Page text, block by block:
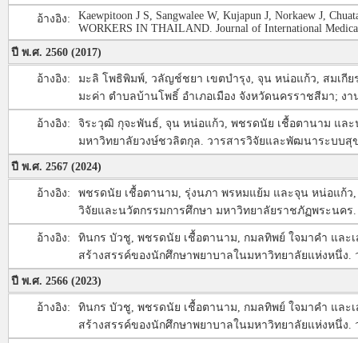
อ้างอิง:
Kaewpitoon J S, Sangwalee W, Kujapun J, Norkaew J,
WORKERS IN THAILAND. Journal of International
ปี พ.ศ. 2560 (2017)
อ้างอิง:
มะลิ โพธิพิมพ์, วลัญช์ชยา เขตบำรุง, จุน หน่อแก้ว, สมเกี
มะค่า ตำบลบ้านโพธิ์ อำเภอเมือง จังหวัดนครราชสีมา; งาน
อ้างอิง:
จิระวุฒิ กุจะพันธ์, จุน หน่อแก้ว, พชรดนัย เชื้อตานาม แล
มหาวิทยาลัยวงษ์ชวลิตกุล. วารสารวิจัยและพัฒนาระบบสุข
ปี พ.ศ. 2567 (2024)
อ้างอิง:
พชรดนัย เชื้อตานาม, รุ่งนภา พรหมแย้ม และจุน หน่อแก้ว,
วิจัยและนวัตกรรมการศึกษา มหาวิทยาลัยราชภัฏพระนคร.
อ้างอิง:
ทินกร บัวชู, พชรดนัย เชื้อตานาม, กมลทิพย์ ใจมาคำ และ
สร้างสรรค์ของนักศึกษาพยาบาลในมหาวิทยาลัยแห่งหนึ่ง.
ปี พ.ศ. 2566 (2023)
อ้างอิง:
ทินกร บัวชู, พชรดนัย เชื้อตานาม, กมลทิพย์ ใจมาคำ และ
สร้างสรรค์ของนักศึกษาพยาบาลในมหาวิทยาลัยแห่งหนึ่ง.